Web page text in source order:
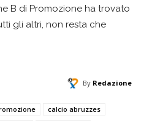
B di Promozione ha trovato
gli altri, non resta che
By Redazione
calcio abruzzes